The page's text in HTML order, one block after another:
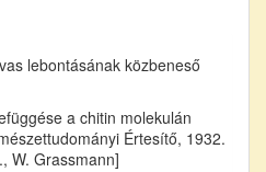
lebontásának közbeneső
a chitin molekulán
Értesítő, 1932.
W. Grassmann]